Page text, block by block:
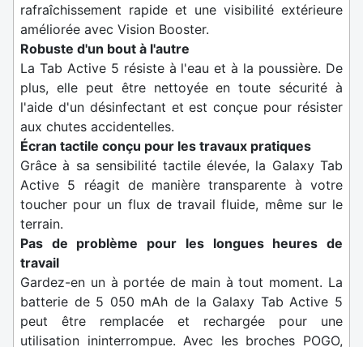
rafraîchissement rapide et une visibilité extérieure
améliorée avec Vision Booster.
Robuste d'un bout à l'autre
La Tab Active 5 résiste à l'eau et à la poussière. De
plus, elle peut être nettoyée en toute sécurité à
l'aide d'un désinfectant et est conçue pour résister
aux chutes accidentelles.
Écran tactile conçu pour les travaux pratiques
Grâce à sa sensibilité tactile élevée, la Galaxy Tab
Active 5 réagit de manière transparente à votre
toucher pour un flux de travail fluide, même sur le
terrain.
Pas de problème pour les longues heures de
travail
Gardez-en un à portée de main à tout moment. La
batterie de 5 050 mAh de la Galaxy Tab Active 5
peut être remplacée et rechargée pour une
utilisation ininterrompue. Avec les broches POGO,